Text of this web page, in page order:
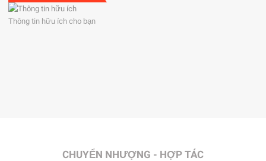
Thông tin hữu ích cho bạn
CHUYỂN NHƯỢNG - HỢP TÁC